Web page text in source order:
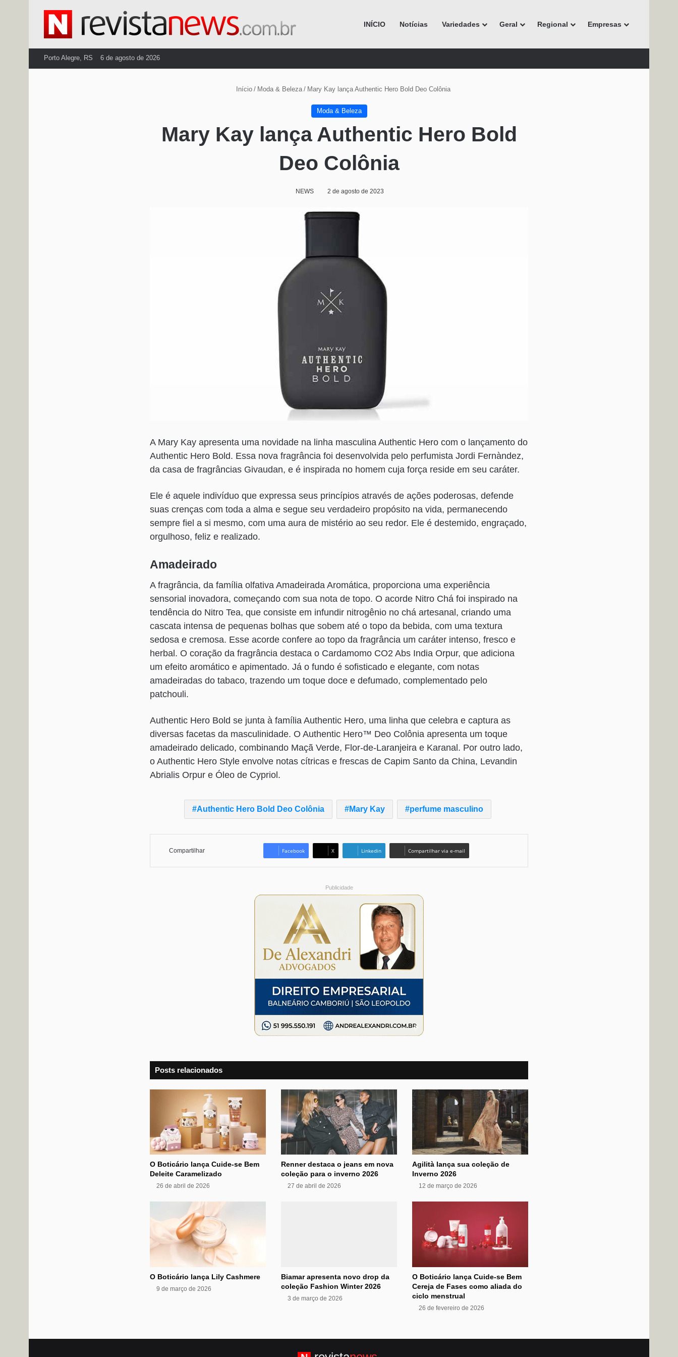
INÍCIO Notícias Variedades Geral Regional Empresas
Porto Alegre, RS 6 de agosto de 2026
Início / Moda & Beleza / Mary Kay lança Authentic Hero Bold Deo Colônia
Moda & Beleza
Mary Kay lança Authentic Hero Bold
Deo Colônia
NEWS 2 de agosto de 2023
A Mary Kay apresenta uma novidade na linha masculina Authentic Hero com o lançamento do
Authentic Hero Bold. Essa nova fragrância foi desenvolvida pelo perfumista Jordi Fernàndez,
da casa de fragrâncias Givaudan, e é inspirada no homem cuja força reside em seu caráter.
Ele é aquele indivíduo que expressa seus princípios através de ações poderosas, defende
suas crenças com toda a alma e segue seu verdadeiro propósito na vida, permanecendo
sempre fiel a si mesmo, com uma aura de mistério ao seu redor. Ele é destemido, engraçado,
orgulhoso, feliz e realizado.
Amadeirado
A fragrância, da família olfativa Amadeirada Aromática, proporciona uma experiência
sensorial inovadora, começando com sua nota de topo. O acorde Nitro Chá foi inspirado na
tendência do Nitro Tea, que consiste em infundir nitrogênio no chá artesanal, criando uma
cascata intensa de pequenas bolhas que sobem até o topo da bebida, com uma textura
sedosa e cremosa. Esse acorde confere ao topo da fragrância um caráter intenso, fresco e
herbal. O coração da fragrância destaca o Cardamomo CO2 Abs India Orpur, que adiciona
um efeito aromático e apimentado. Já o fundo é sofisticado e elegante, com notas
amadeiradas do tabaco, trazendo um toque doce e defumado, complementado pelo
patchouli.
Authentic Hero Bold se junta à família Authentic Hero, uma linha que celebra e captura as
diversas facetas da masculinidade. O Authentic Hero™ Deo Colônia apresenta um toque
amadeirado delicado, combinando Maçã Verde, Flor-de-Laranjeira e Karanal. Por outro lado,
o Authentic Hero Style envolve notas cítricas e frescas de Capim Santo da China, Levandin
Abrialis Orpur e Óleo de Cypriol.
Authentic Hero Bold Deo Colônia Mary Kay perfume masculino
Compartilhar Facebook X Linkedin Compartilhar via e-mail
Publicidade
Posts relacionados
O Boticário lança Cuide-se Bem
Deleite Caramelizado
26 de abril de 2026
Renner destaca o jeans em nova
coleção para o inverno 2026
27 de abril de 2026
Agilità lança sua coleção de
Inverno 2026
12 de março de 2026
O Boticário lança Lily Cashmere
9 de março de 2026
Biamar apresenta novo drop da
coleção Fashion Winter 2026
3 de março de 2026
O Boticário lança Cuide-se Bem
Cereja de Fases como aliada do
ciclo menstrual
26 de fevereiro de 2026